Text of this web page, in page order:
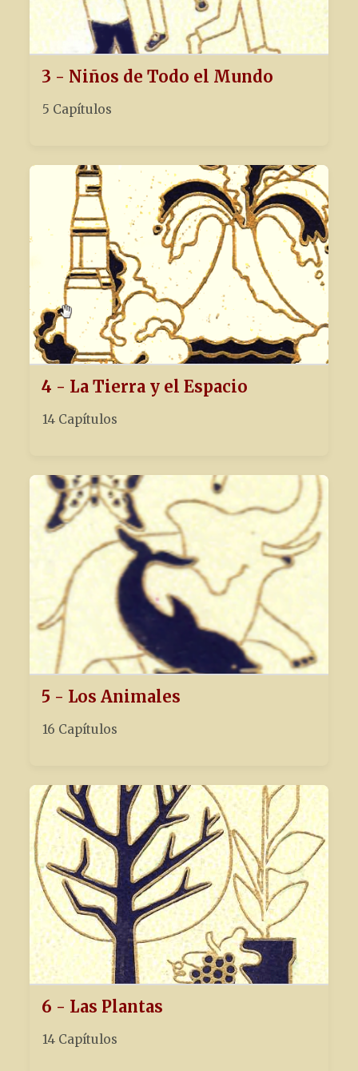
3 - Niños de Todo el Mundo
5 Capítulos
4 - La Tierra y el Espacio
14 Capítulos
5 - Los Animales
16 Capítulos
6 - Las Plantas
14 Capítulos